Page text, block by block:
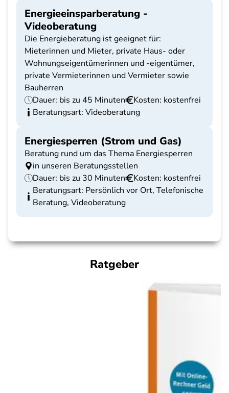
Energieeinsparberatung -
Videoberatung
Die Energieberatung ist geeignet für:
Mieterinnen und Mieter, private Haus- oder
Wohnungseigentümerinnen und -eigentümer,
private Vermieterinnen und Vermieter sowie
Bauherren
Dauer: bis zu 45 Minuten
Kosten: kostenfrei
Beratungsart: Videoberatung
Energiesperren (Strom und Gas)
Beratung rund um das Thema Energiesperren
in unseren Beratungsstellen
Dauer: bis zu 30 Minuten
Kosten: kostenfrei
Beratungsart: Persönlich vor Ort, Telefonische
Beratung, Videoberatung
Ratgeber